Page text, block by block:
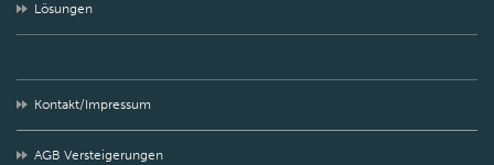
Lösungen
Kontakt/Impressum
AGB Versteigerungen